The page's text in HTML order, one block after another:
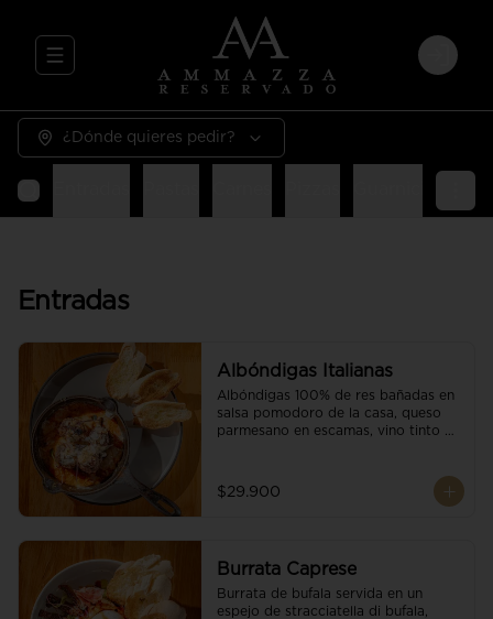
Abrir menu de navegación Login
¿Dónde quieres pedir?
Entradas
Albóndigas Italianas
Albóndigas 100% de res bañadas en
salsa pomodoro de la casa, queso
parmesano en escamas, vino tinto y
$29.900
Burrata Caprese
Burrata de bufala servida en un
espejo de stracciatella di bufala,